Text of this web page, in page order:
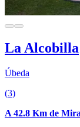
La Alcobilla
Úbeda
(3)
A 42.8 Km de